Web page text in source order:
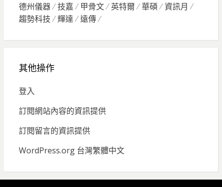
德州儀器
技嘉 甲骨文 英特爾 華碩
資訊月
趨勢科技
輝達 遠傳
其他操作
登入
訂閱網站內容的資訊提供
訂閱留言的資訊提供
WordPress.org 台灣繁體中文